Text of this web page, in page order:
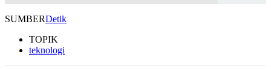
SUMBERDetik
TOPIK
teknologi